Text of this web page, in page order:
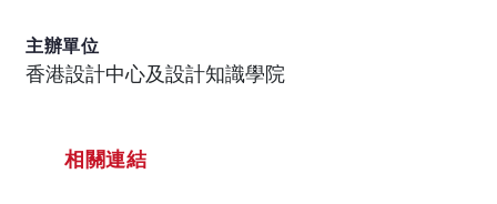
主辦單位
香港設計中心及設計知識學院
相關連結